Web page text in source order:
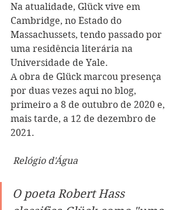
Na atualidade, Glück vive em
Cambridge, no Estado do
Massachussets, tendo passado por
uma residência literária na
Universidade de Yale.
A obra de Glück marcou presença
por duas vezes aqui no blog,
primeiro a 8 de outubro de 2020 e,
mais tarde, a 12 de dezembro de
2021.
Relógio d'Água
O poeta Robert Hass